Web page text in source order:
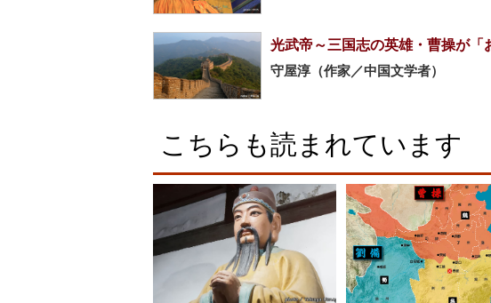
光武帝～三国志の英雄・曹操が「
守屋淳（作家／中国文学者）
こちらも読まれています